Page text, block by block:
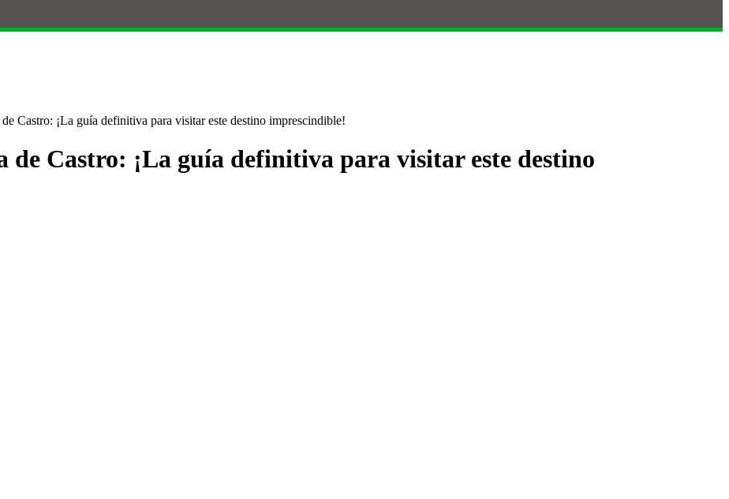
Castro: ¡La guía definitiva para visitar este destino imprescindible!
de Castro: ¡La guía definitiva para visitar este destino